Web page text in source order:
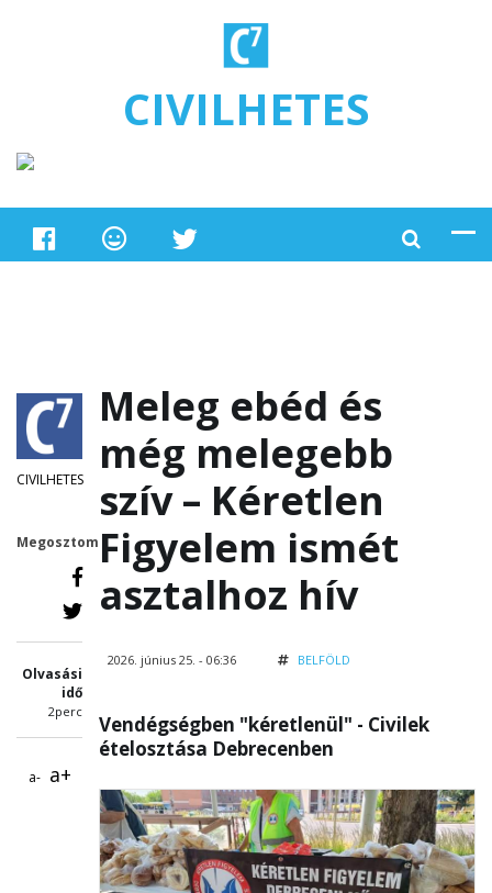
CIVILHETES
CIVILHETES
Megosztom
Olvasási
idő
2perc
a- a+
Meleg ebéd és
még melegebb
szív – Kéretlen
Figyelem ismét
asztalhoz hív
2026. június 25. - 06:36 BELFÖLD
Vendégségben "kéretlenül" - Civilek
ételosztása Debrecenben